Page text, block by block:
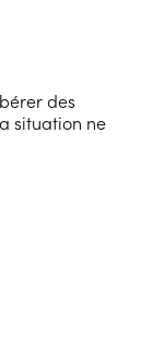
des
situation ne